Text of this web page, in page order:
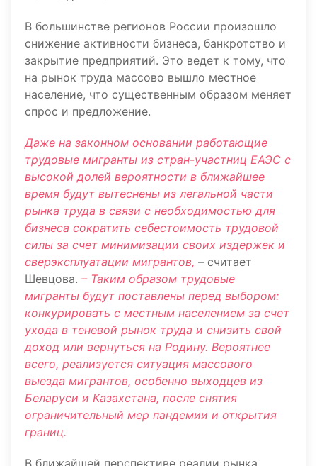
В большинстве регионов России произошло
снижение активности бизнеса, банкротство и
закрытие предприятий. Это ведет к тому, что
на рынок труда массово вышло местное
население, что существенным образом меняет
спрос и предложение.
Даже на законном основании работающие
трудовые мигранты из стран-участниц ЕАЭС с
высокой долей вероятности в ближайшее
время будут вытеснены из легальной части
рынка труда в связи с необходимостью для
бизнеса сократить себестоимость трудовой
силы за счет минимизации своих издержек и
сверэксплуатации мигрантов, – считает
Шевцова. – Таким образом трудовые
мигранты будут поставлены перед выбором:
конкурировать с местным населением за счет
ухода в теневой рынок труда и снизить свой
доход или вернуться на Родину. Вероятнее
всего, реализуется ситуация массового
выезда мигрантов, особенно выходцев из
Беларуси и Казахстана, после снятия
ограничительный мер пандемии и открытия
границ.